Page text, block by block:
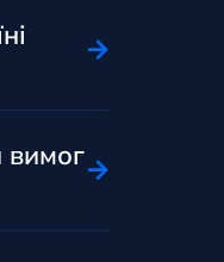
вимог